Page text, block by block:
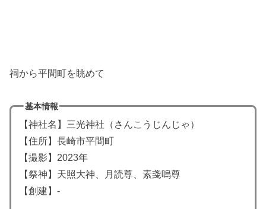
祠から平間町を眺めて
基本情報
【神社名】三光神社（さんこうじんじゃ）
【住所】長崎市平間町
【撮影】2023年
【祭神】天照大神、月読尊、素戔嗚尊
【創建】-